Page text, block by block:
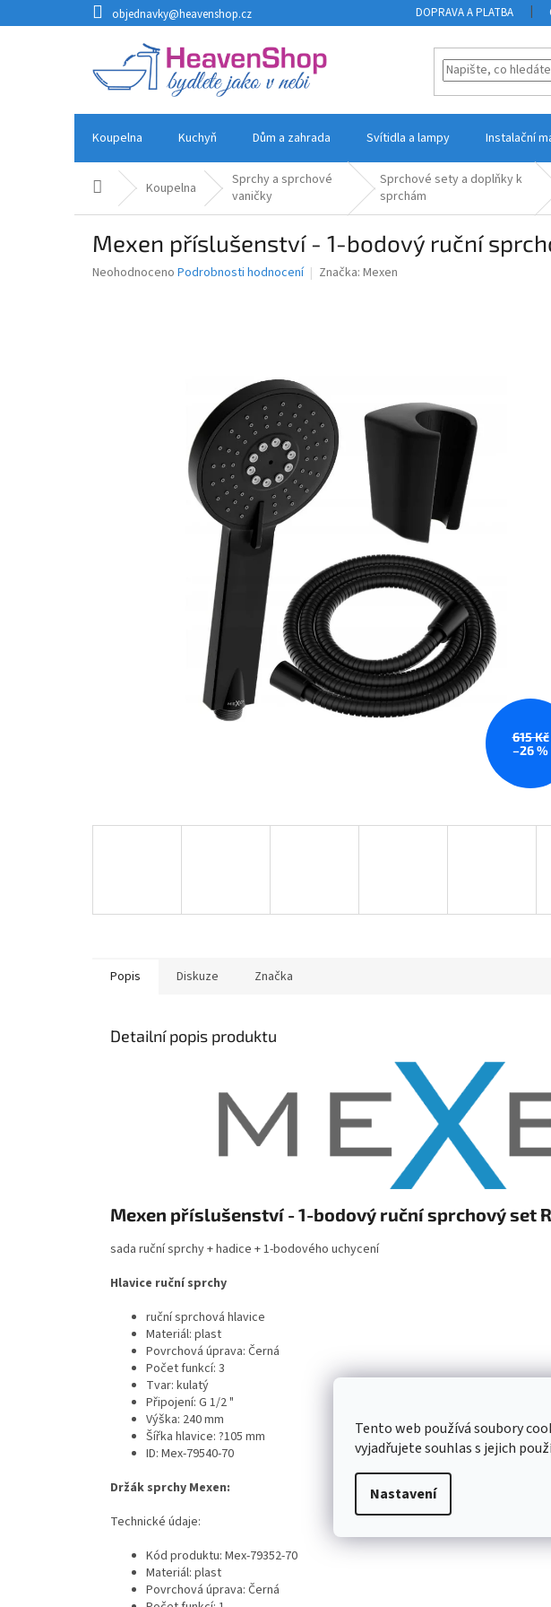
Tento web používá soubory
vyjadřujete souhlas s jejich
Nastavení
na
objednavky@heavenshop.cz DOPRAVA A PLATBA
Koupelna Kuchyň Dům a zahrada Svítidla a lampy Instalační
Domů Koupelna
Sprchy a sprchové
vaničky
Sprchové sety a doplňky k
sprchám
Mexen příslušenství - 1-bodový ruční
Průměrné
Neohodnoceno Podrobnosti hodnocení Značka: Mexen
615 Kč
–26 %
Popis Diskuze Značka
Detailní popis produktu
Mexen příslušenství - 1-bodový ruční sprchový set
sada ruční sprchy + hadice + 1-bodového uchycení
Hlavice ruční sprchy
ruční sprchová hlavice
Materiál: plast
Povrchová úprava: Černá
Počet funkcí: 3
Tvar: kulatý
Připojení: G 1/2 "
Výška: 240 mm
Šířka hlavice: ?105 mm
ID: Mex-79540-70
Držák sprchy Mexen:
Technické údaje:
Kód produktu: Mex-79352-70
Materiál: plast
Povrchová úprava: Černá